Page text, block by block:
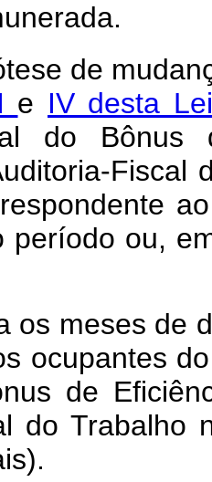
de
e IV desta
do Bônus
Fiscal
período ou,
os meses de
ocupantes
de
do